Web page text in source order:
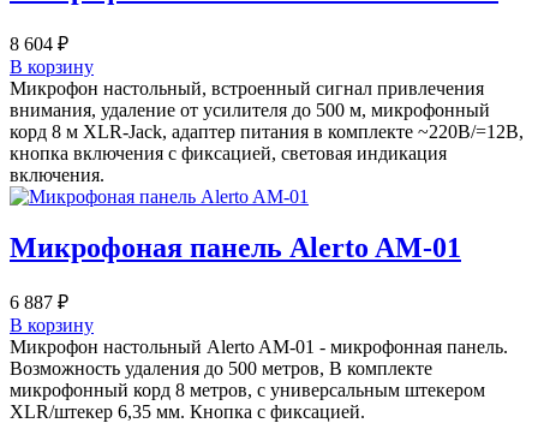
8 604 ₽
В корзину
Микрофон настольный, встроенный сигнал привлечения
внимания, удаление от усилителя до 500 м, микрофонный
корд 8 м XLR-Jack, адаптер питания в комплекте ~220В/=12В,
кнопка включения с фиксацией, световая индикация
включения.
Микрофоная панель Alerto AM-01
6 887 ₽
В корзину
Микрофон настольный Alerto AM-01 - микрофонная панель.
Возможность удаления до 500 метров, В комплекте
микрофонный корд 8 метров, с универсальным штекером
XLR/штекер 6,35 мм. Кнопка с фиксацией.